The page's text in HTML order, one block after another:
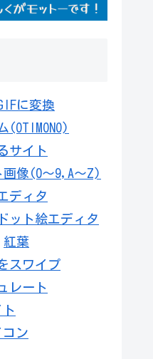
に変換
サイト
画像(0～9,A～Z)
ディタ
ット絵エディタ
紅葉
スワイプ
レート
コン